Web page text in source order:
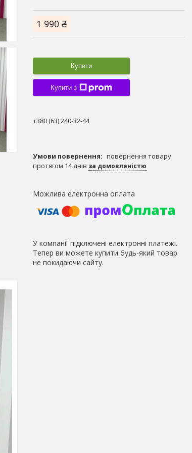
1 990 ₴
Купити
Купити з
+380 (63) 240-32-44
повернення товару
протягом 14 днів за домовленістю
У компанії підключені електронні платежі.
Тепер ви можете купити будь-який товар
не покидаючи сайту.